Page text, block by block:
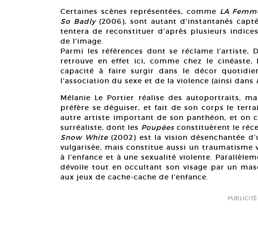
Certaines scènes représentées, comme LA
So Badly(2006), sont autant d’instantanés
tentera de reconstituer d’après plusieurs
de l’image.
Parmi les références dont se réclame l’artiste,
retrouve en effet ici, comme chez le
capacité à faire surgir dans le décor
l’association du sexe et de la violence (ainsi dans
Mélanie Le Portier réalise des autoportraits,
préfère se déguiser, et fait de son corps le
autre artiste important de son panthéon, et on
surréaliste, dont les Poupées constituèrent le
Snow White(2002) est la vision désenchantée
vulgarisée, mais constitue aussi un traumatisme
à l’enfance et à une sexualité violente.
dévoile tout en occultant son visage par un
aux jeux de cache-cache de l’enfance.
PUBLICITÉ